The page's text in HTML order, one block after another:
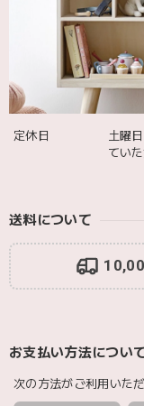
発送も届くのも早
て嬉しかったです
定休日
土曜
てい
送料について
お支払い方法につい
次の方法がご利用いただ